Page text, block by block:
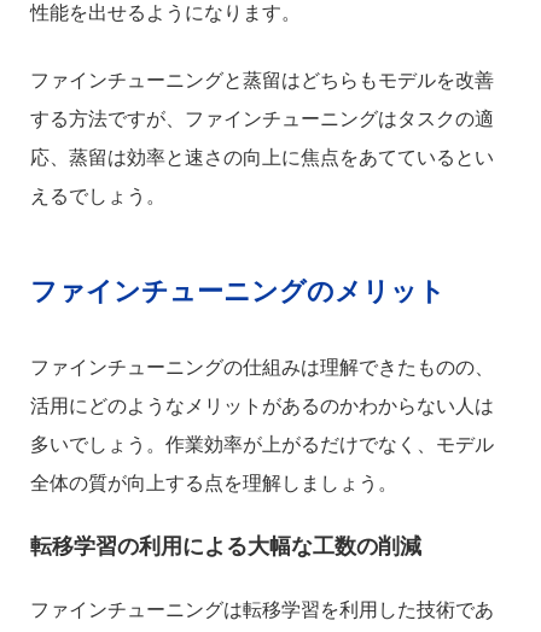
性能を出せるようになります。
ファインチューニングと蒸留はどちらもモデルを改善
する方法ですが、ファインチューニングはタスクの適
応、蒸留は効率と速さの向上に焦点をあてているとい
えるでしょう。
ファインチューニングのメリット
ファインチューニングの仕組みは理解できたものの、
活用にどのようなメリットがあるのかわからない人は
多いでしょう。作業効率が上がるだけでなく、モデル
全体の質が向上する点を理解しましょう。
転移学習の利用による大幅な工数の削減
ファインチューニングは転移学習を利用した技術であ